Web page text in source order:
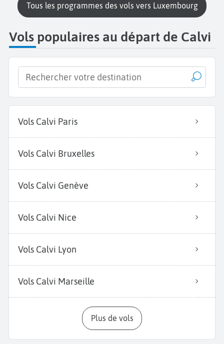
Tous les programmes des vols vers Luxembourg
Vols populaires au départ de Calvi
Vols Calvi Paris
Vols Calvi Bruxelles
Vols Calvi Genève
Vols Calvi Nice
Vols Calvi Lyon
Vols Calvi Marseille
Plus de vols